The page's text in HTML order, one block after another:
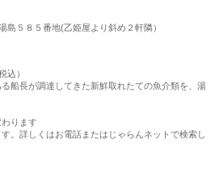
５８５番地(乙姫屋より斜め２軒隣）
込）
船長が調達してきた新鮮取れたての魚介類を、湯
ります
。詳しくはお電話またはじゃらんネットで検索し